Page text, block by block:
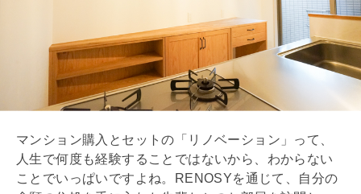
マンション購入とセットの「 リノベーション 」って、
人生で何度も経験することではないから、わからない
ことでいっぱいですよね。RENOSYを通じて、自分の